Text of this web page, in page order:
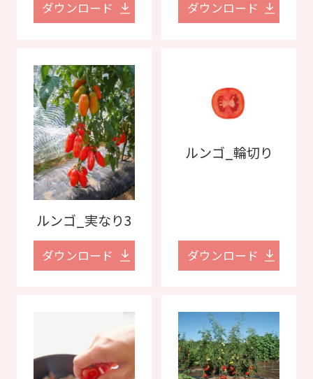
ダウンロード ダウンロード
ルンゴ_実なり3
ダウンロード
ルンゴ_輪切り
ダウンロード